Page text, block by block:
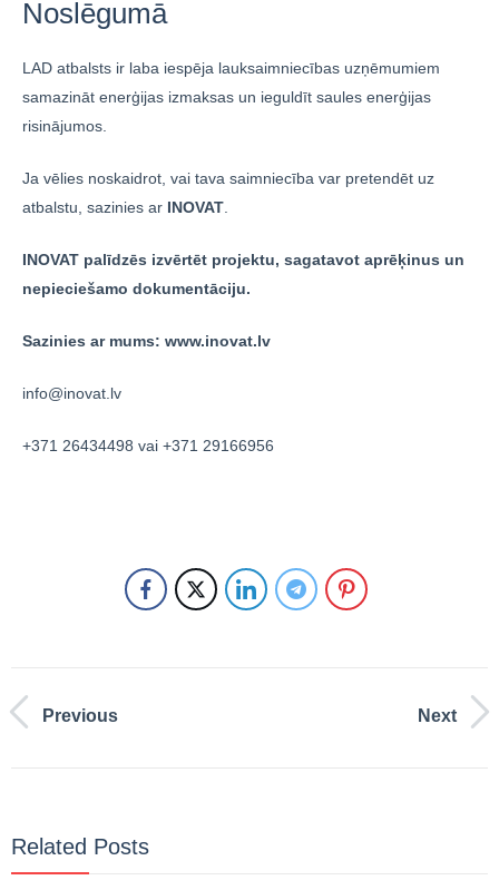
Noslēgumā
LAD atbalsts ir laba iespēja lauksaimniecības uzņēmumiem
samazināt enerģijas izmaksas un ieguldīt saules enerģijas
risinājumos.
Ja vēlies noskaidrot, vai tava saimniecība var pretendēt uz
atbalstu, sazinies ar INOVAT
INOVAT palīdzēs izvērtēt projektu, sagatavot aprēķinus un
nepieciešamo dokumentāciju.
Sazinies ar mums: www.inovat.lv
info@inovat.lv
+371 26434498 vai +371 29166956
Previous Next
Related Posts